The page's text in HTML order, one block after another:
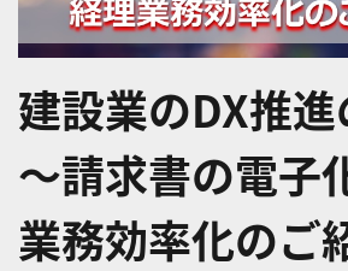
建設業のDX推
～請求書の電子
業務効率化のご